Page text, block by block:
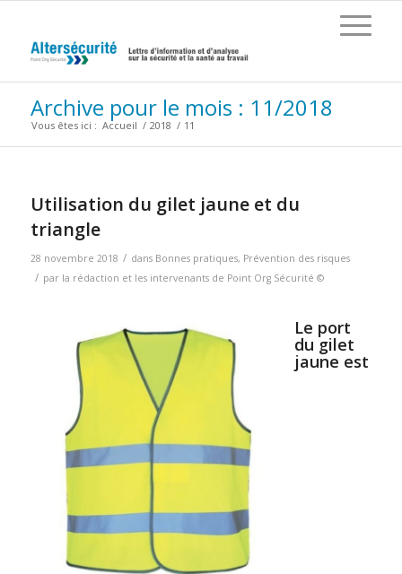
Archive pour le mois : 11/2018
Vous êtes ici : Accueil / 2018 / 11
Utilisation du gilet jaune et du
triangle
28 novembre 2018 / dans Bonnes pratiques, Prévention des risques
/ par la rédaction et les intervenants de Point Org Sécurité ©
Le port
du gilet
jaune est